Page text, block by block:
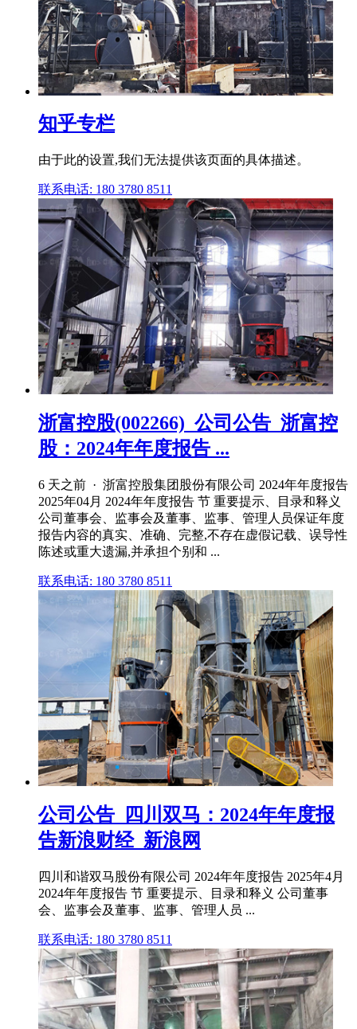
知乎专栏
由于此的设置,我们无法提供该页面的具体描述。
联系电话: 180 3780 8511
浙富控股(002266)_公司公告_浙富控
股：2024年年度报告 ...
6 天之前 · 浙富控股集团股份有限公司 2024年年度报告
2025年04月 2024年年度报告 节 重要提示、目录和释义
公司董事会、监事会及董事、监事、管理人员保证年度
报告内容的真实、准确、完整,不存在虚假记载、误导性
陈述或重大遗漏,并承担个别和 ...
联系电话: 180 3780 8511
公司公告_四川双马：2024年年度报
告新浪财经_新浪网
四川和谐双马股份有限公司 2024年年度报告 2025年4月
2024年年度报告 节 重要提示、目录和释义 公司董事
会、监事会及董事、监事、管理人员 ...
联系电话: 180 3780 8511